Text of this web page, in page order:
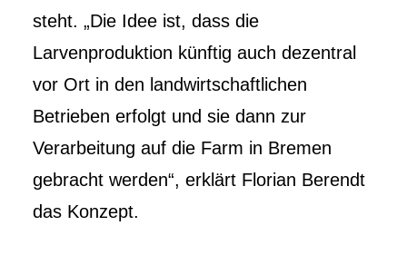
steht. „Die Idee ist, dass die
Larvenproduktion künftig auch dezentral
vor Ort in den landwirtschaftlichen
Betrieben erfolgt und sie dann zur
Verarbeitung auf die Farm in Bremen
gebracht werden“, erklärt Florian Berendt
das Konzept.